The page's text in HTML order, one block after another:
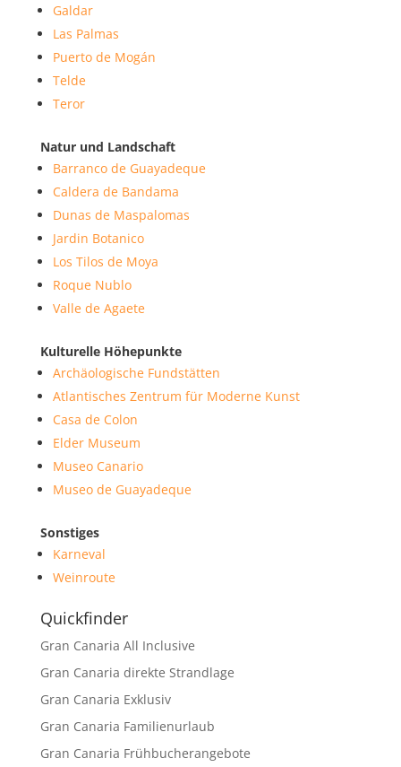
Galdar
Las Palmas
Puerto de Mogán
Telde
Teror
Natur und Landschaft
Barranco de Guayadeque
Caldera de Bandama
Dunas de Maspalomas
Jardin Botanico
Los Tilos de Moya
Roque Nublo
Valle de Agaete
Kulturelle Höhepunkte
Archäologische Fundstätten
Atlantisches Zentrum für Moderne Kunst
Casa de Colon
Elder Museum
Museo Canario
Museo de Guayadeque
Sonstiges
Karneval
Weinroute
Quickfinder
Gran Canaria All Inclusive
Gran Canaria direkte Strandlage
Gran Canaria Exklusiv
Gran Canaria Familienurlaub
Gran Canaria Frühbucherangebote